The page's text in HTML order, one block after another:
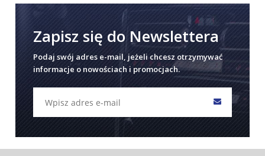
Zapisz się do Newslettera
Podaj swój adres e-mail, jeżeli chcesz otrzymywać
informacje o nowościach i promocjach.